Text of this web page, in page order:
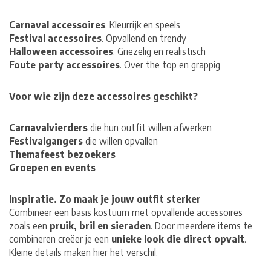
Carnaval accessoires. Kleurrijk en speels
Festival accessoires. Opvallend en trendy
Halloween accessoires. Griezelig en realistisch
Foute party accessoires. Over the top en grappig
Voor wie zijn deze accessoires geschikt?
Carnavalvierders die hun outfit willen afwerken
Festivalgangers die willen opvallen
Themafeest bezoekers
Groepen en events
Inspiratie. Zo maak je jouw outfit sterker
Combineer een basis kostuum met opvallende accessoires
zoals een pruik, bril en sieraden. Door meerdere items te
combineren creëer je een unieke look die direct opvalt.
Kleine details maken hier het verschil.